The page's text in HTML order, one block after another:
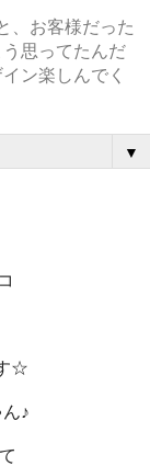
、お客様だった
思ってたんだ
ン楽しんでく
▼
☆
♪